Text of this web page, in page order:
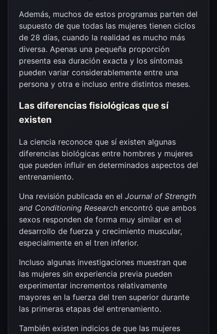
Además, muchos de estos programas parten del
supuesto de que todas las mujeres tienen ciclos
de 28 días, cuando la realidad es mucho más
diversa. Apenas una pequeña proporción
presenta esa duración exacta y los síntomas
pueden variar considerablemente entre una
persona y otra e incluso entre distintos meses.
Las diferencias fisiológicas que sí
existen
La ciencia reconoce que sí existen algunas
diferencias biológicas entre hombres y mujeres
que pueden influir en determinados aspectos del
entrenamiento.
Una revisión publicada en el Journal of Strength
and Conditioning Research encontró que ambos
sexos responden de forma muy similar en el
desarrollo de fuerza y crecimiento muscular,
especialmente en el tren inferior.
Incluso algunas investigaciones muestran que
las mujeres sin experiencia previa pueden
experimentar incrementos relativamente
mayores en la fuerza del tren superior durante
las primeras etapas del entrenamiento.
También existen indicios de que las mujeres